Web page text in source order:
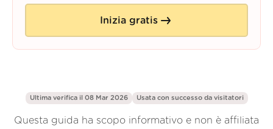
Inizia gratis
Ultima verifica il 08 Mar 2026 Usata con successo da visitatori
Questa guida ha scopo informativo e non è affiliata